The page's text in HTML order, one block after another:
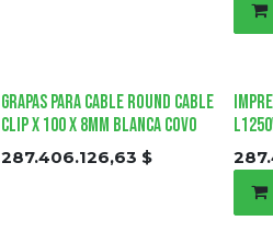
Grapas para Cable Round Cable
Clip x 100 x 8mm Blanca COVO
287.406.126,63 $